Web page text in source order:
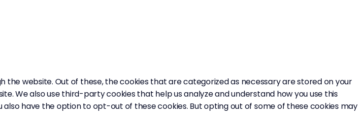
the website. Out of these, the cookies that are categorized as necessary are stored on your
We also use third-party cookies that help us analyze and understand how you use this
have the option to opt-out of these cookies. But opting out of some of these cookies may